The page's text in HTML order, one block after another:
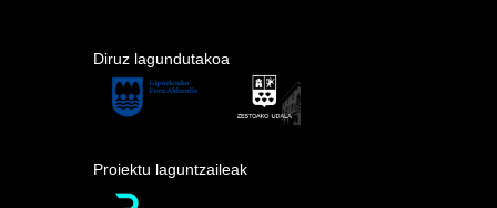
Diruz lagundutakoa
Proiektu laguntzaileak